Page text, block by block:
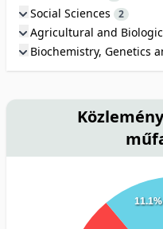
Social Sciences 2
Agricultural and
Biochemistry, Genetics
11.1%